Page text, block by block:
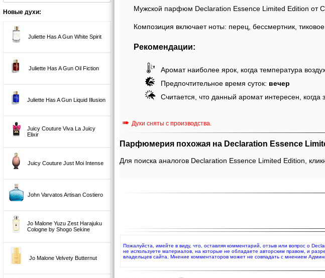
Новые духи:
Juliette Has A Gun White Spirit
Juliette Has A Gun Oil Fiction
Juliette Has A Gun Liquid Illusion
Juicy Couture Viva La Juicy
Elixir
Juicy Couture Just Moi Intense
John Varvatos Artisan Costiero
Jo Malone Yuzu Zest Harajuku
Cologne by Shogo Sekine
Jo Malone Velvety Butternut
Мужской парфюм Declaration Essence Limited Edition от
Композиция включает ноты: перец, бессмертник, тиковое
Рекомендации:
Аромат наиболее ярок, когда температура
Предпочтительное время суток: вечер
Считается, что данный аромат интересен, когда
➠ Духи сняты с производства.
Парфюмерия похожая на Declaration Essence
Для поиска аналогов Declaration Essence Limited Edition,
Пожалуйста, имейте в виду, что, оставляя комментарий, отзыв или вопрос о
не используете материалов, на которые не обладаете авторским правом, и
владельцев сайта. Мнение комментаторов может не совпадать с мнением